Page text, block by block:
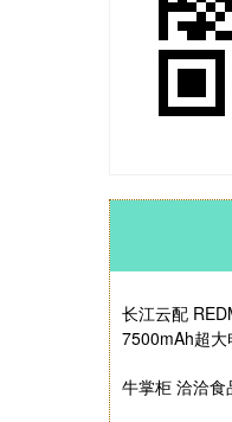
长江云配
7500mAh超大
牛掌柜 洽洽食